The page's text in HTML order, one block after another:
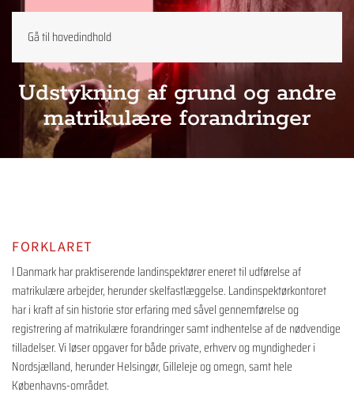
Gå til hovedindhold
Udstykning af grund og andre
matrikulære forandringer
FORKLARET
I Danmark har praktiserende landinspektører eneret til udførelse af
matrikulære arbejder, herunder skelfastlæggelse. Landinspektørkontoret
har i kraft af sin historie stor erfaring med såvel gennemførelse og
registrering af matrikulære forandringer samt indhentelse af de nødvendige
tilladelser. Vi løser opgaver for både private, erhverv og myndigheder i
Nordsjælland, herunder Helsingør, Gilleleje og omegn, samt hele
Københavns-området.